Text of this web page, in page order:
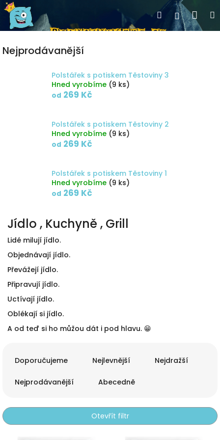
Přejít
na
obsah
Hledat
Nejprodávanější
Polstářek s potiskem Těstoviny 3
Hned vyrobíme (9 ks)
od 269 Kč
Polstářek s potiskem Těstoviny 2
Hned vyrobíme (9 ks)
od 269 Kč
Polstářek s potiskem Těstoviny 1
Hned vyrobíme (9 ks)
od 269 Kč
Jídlo , Kuchyně , Grill
Lidé milují jídlo.
Objednávají jídlo.
Převážejí jídlo.
Připravují jídlo.
Uctívají jídlo.
Oblékají si jídlo.
A od teď si ho můžou dát i pod hlavu. 😁
p
r
Doporučujeme Nejlevnější Nejdražší
Nejprodávanější Abecedně
Otevřít filtr